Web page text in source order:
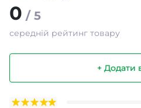
0 / 5
середній рейтинг товару
+ Додати